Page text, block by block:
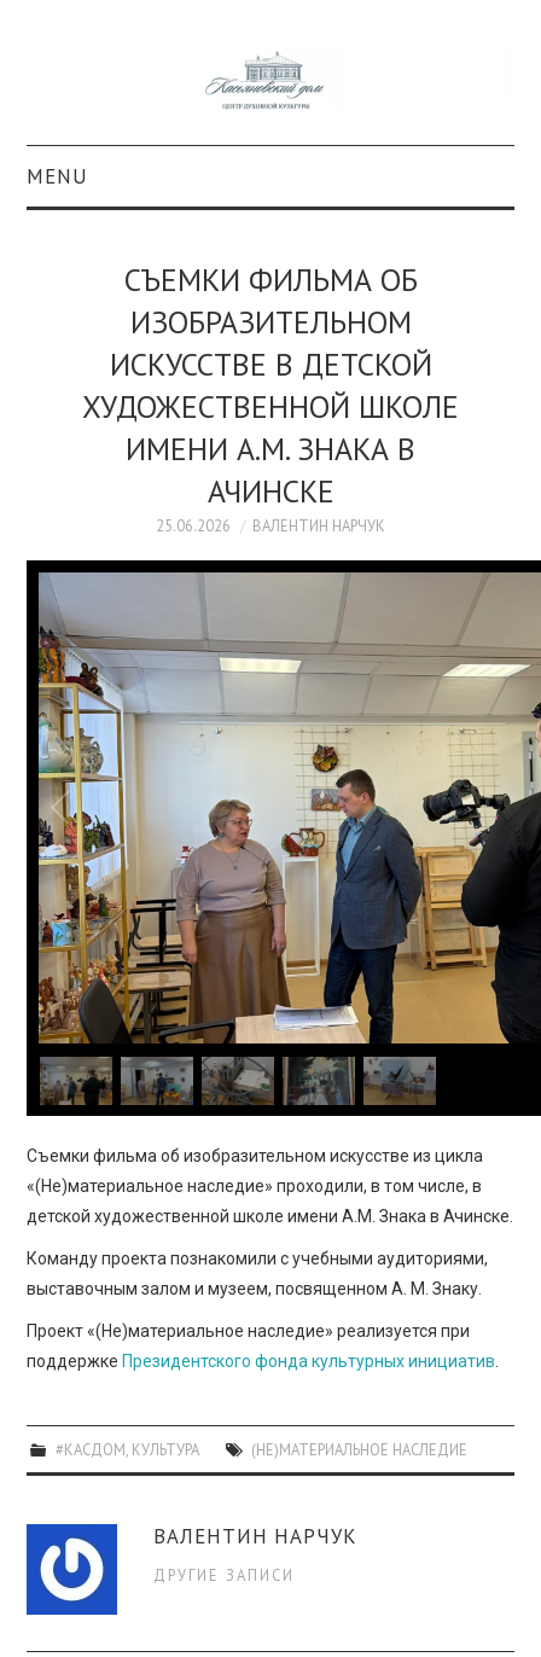
MENU
КОЛЛЕКЦИИ
#КАСДОМ
КУЛЬТУРА
CЪЕМКИ ФИЛЬМА ОБ
ИЗОБРАЗИТЕЛЬНОМ
ИСКУССТВЕ В ДЕТСКОЙ
ХУДОЖЕСТВЕННОЙ ШКОЛЕ
ИМЕНИ А.М. ЗНАКА В
АЧИНСКЕ
25.06.2026 ВАЛЕНТИН НАРЧУК
Съемки фильма об изобразительном искусстве из цикла
«(Не)материальное наследие» проходили, в том числе, в
детской художественной школе имени А.М. Знака в Ачинске.
Команду проекта познакомили с учебными аудиториями,
выставочным залом и музеем, посвященном А. М. Знаку.
Проект «(Не)материальное наследие» реализуется при
поддержке Президентского фонда культурных инициатив
#КАСДОМ КУЛЬТУРА (НЕ)МАТЕРИАЛЬНОЕ НАСЛЕДИЕ
ВАЛЕНТИН НАРЧУК
ДРУГИЕ ЗАПИСИ